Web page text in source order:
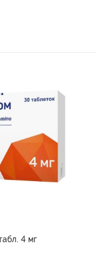
4 мг